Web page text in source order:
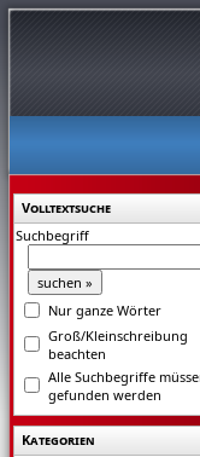
Volltextsuche
Suchbegriff
Nur ganze Wörter
Groß/Kleinschreibung
beachten
Alle Suchbegriffe
gefunden werden
Kategorien